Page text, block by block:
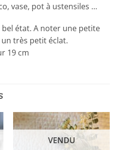
vase, pot à ustensiles …
état. A noter une petite
très petit éclat.
19 cm
VENDU